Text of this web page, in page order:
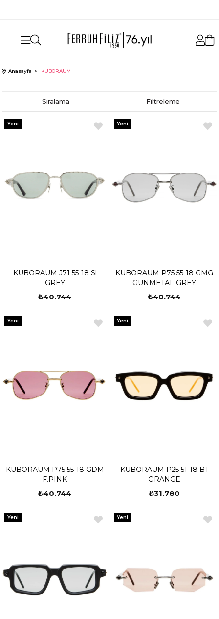
Anasayfa KUBORAUM
Filtreleme
Sıralama
KUBORAUM J71 55-18 Sl
GREY
₺40.744
Yeni
KUBORAUM P75 55-18 GMG
GUNMETAL GREY
₺40.744
Yeni
KUBORAUM P75 55-18 GDM
F.PINK
₺40.744
Yeni
KUBORAUM P25 51-18 BT
ORANGE
₺31.780
Yeni
Yeni
Yeni